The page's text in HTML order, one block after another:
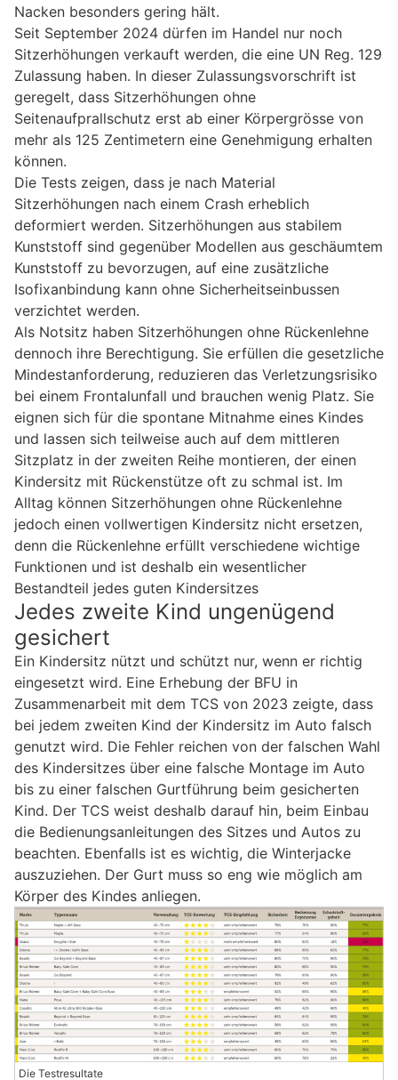
Nacken besonders gering hält.
Seit September 2024 dürfen im Handel nur noch
Sitzerhöhungen verkauft werden, die eine UN Reg. 129
Zulassung haben. In dieser Zulassungsvorschrift ist
geregelt, dass Sitzerhöhungen ohne
Seitenaufprallschutz erst ab einer Körpergrösse von
mehr als 125 Zentimetern eine Genehmigung erhalten
können.
Die Tests zeigen, dass je nach Material
Sitzerhöhungen nach einem Crash erheblich
deformiert werden. Sitzerhöhungen aus stabilem
Kunststoff sind gegenüber Modellen aus geschäumtem
Kunststoff zu bevorzugen, auf eine zusätzliche
Isofixanbindung kann ohne Sicherheitseinbussen
verzichtet werden.
Als Notsitz haben Sitzerhöhungen ohne Rückenlehne
dennoch ihre Berechtigung. Sie erfüllen die gesetzliche
Mindestanforderung, reduzieren das Verletzungsrisiko
bei einem Frontalunfall und brauchen wenig Platz. Sie
eignen sich für die spontane Mitnahme eines Kindes
und lassen sich teilweise auch auf dem mittleren
Sitzplatz in der zweiten Reihe montieren, der einen
Kindersitz mit Rückenstütze oft zu schmal ist. Im
Alltag können Sitzerhöhungen ohne Rückenlehne
jedoch einen vollwertigen Kindersitz nicht ersetzen,
denn die Rückenlehne erfüllt verschiedene wichtige
Funktionen und ist deshalb ein wesentlicher
Bestandteil jedes guten Kindersitzes
Jedes zweite Kind ungenügend
gesichert
Ein Kindersitz nützt und schützt nur, wenn er richtig
eingesetzt wird. Eine Erhebung der BFU in
Zusammenarbeit mit dem TCS von 2023 zeigte, dass
bei jedem zweiten Kind der Kindersitz im Auto falsch
genutzt wird. Die Fehler reichen von der falschen Wahl
des Kindersitzes über eine falsche Montage im Auto
bis zu einer falschen Gurtführung beim gesicherten
Kind. Der TCS weist deshalb darauf hin, beim Einbau
die Bedienungsanleitungen des Sitzes und Autos zu
beachten. Ebenfalls ist es wichtig, die Winterjacke
auszuziehen. Der Gurt muss so eng wie möglich am
Körper des Kindes anliegen.
Die Testresultate